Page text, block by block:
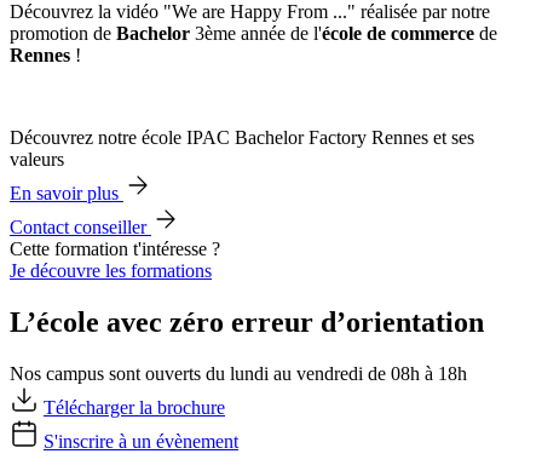
Découvrez la vidéo "We are Happy From ..." réalisée par notre
promotion de Bachelor 3ème année de l'école de commerce de
Rennes !
Découvrez notre école IPAC Bachelor Factory Rennes et ses
valeurs
En savoir plus
Contact conseiller
Cette formation t'intéresse ?
Je découvre les formations
L’école avec zéro erreur d’orientation
Nos campus sont ouverts du lundi au vendredi de 08h à 18h
Télécharger la brochure
S'inscrire à un évènement